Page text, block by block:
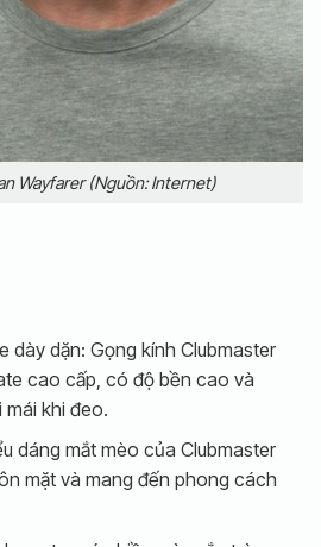
Wayfarer (Nguồn: Internet)
dày dặn: Gọng kính Clubmaster
cao cấp, có độ bền cao và
mái khi đeo.
dáng mắt mèo của Clubmaster
mặt và mang đến phong cách